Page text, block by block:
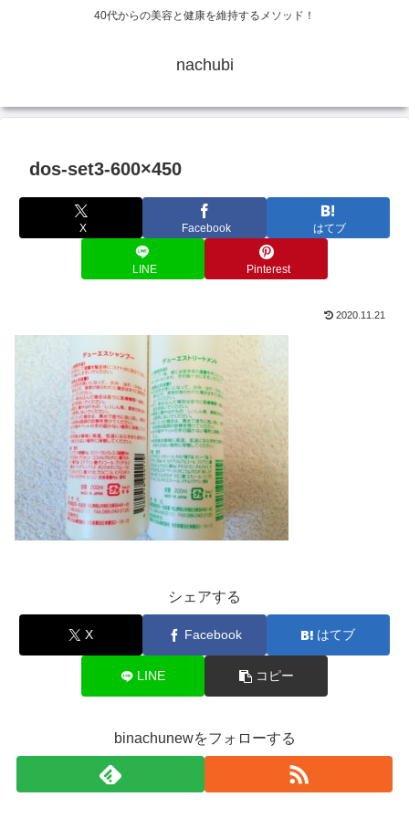
40代からの美容と健康を維持するメソッド！
nachubi
dos-set3-600×450
X Facebook はてブ
LINE Pinterest
2020.11.21
シェアする
X Facebook はてブ
LINE コピー
binachunewをフォローする